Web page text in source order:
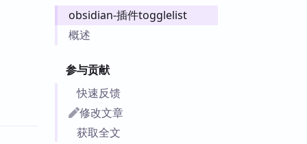
Obsidian 教程
obsidian-插件togglelist
概述
参与贡献
快速反馈
修改文章
获取全文